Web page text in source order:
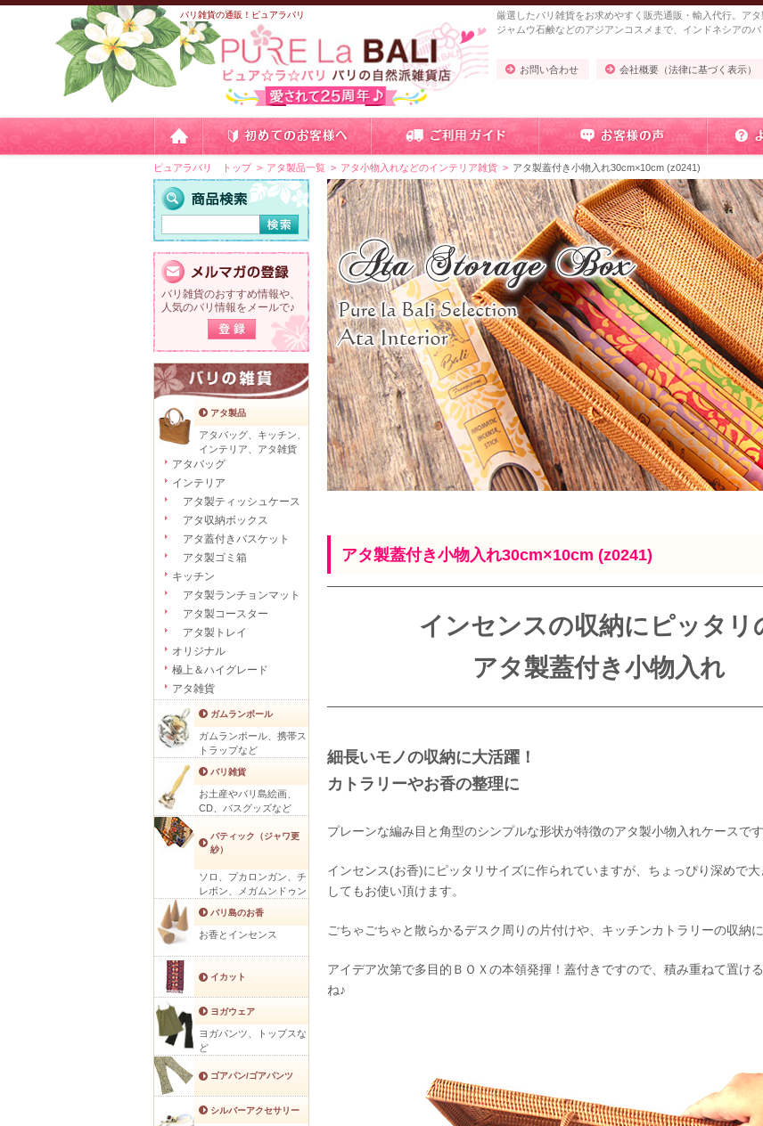
バリ雑貨の通販！ピュアラバリ
厳選したバリ雑貨をお求めやすく販売通販・輸入代行。ア
ジャムウ石鹸などのアジアンコスメまで、インドネシアの
お問い合わせ 会社概要（法律に基づく表示）
ピュアラバリ トップ アタ製品一覧 アタ小物入れなどのインテリア雑貨 アタ製蓋付き小物入れ30cm×10cm (z0241)
アタ製蓋付き小物入れ30cm×10cm (z0241)
インセンスの収納にピッタリ
アタ製蓋付き小物入れ
細長いモノの収納に大活躍！
カトラリーやお香の整理に
プレーンな編み目と角型のシンプルな形状が特徴のアタ製小物入れケースです
インセンス(お香)にピッタリサイズに作られていますが、ちょっぴり深めで大
してもお使い頂けます。
ごちゃごちゃと散らかるデスク周りの片付けや、キッチンカトラリーの収納に
アイデア次第で多目的ＢＯＸの本領発揮！蓋付きですので、積み重ねて置け
ね♪
バリ雑貨のおすすめ情報や、
人気のバリ情報をメールで♪
アタ製品
アタバッグ、キッチン、
インテリア、アタ雑貨
アタバッグ
インテリア
アタ製ティッシュケース
アタ収納ボックス
アタ蓋付きバスケット
アタ製ゴミ箱
キッチン
アタ製ランチョンマット
アタ製コースター
アタ製トレイ
オリジナル
極上＆ハイグレード
アタ雑貨
ガムランボール
ガムランボール、携帯ス
トラップなど
バリ雑貨
お土産やバリ島絵画、
CD、バスグッズなど
バティック（ジャワ更
紗）
ソロ、プカロンガン、チ
レボン、メガムンドゥン
バリ島のお香
お香とインセンス
イカット
ヨガウェア
ヨガパンツ、トップスな
ど
ゴアパン/ゴアパンツ
シルバーアクセサリー